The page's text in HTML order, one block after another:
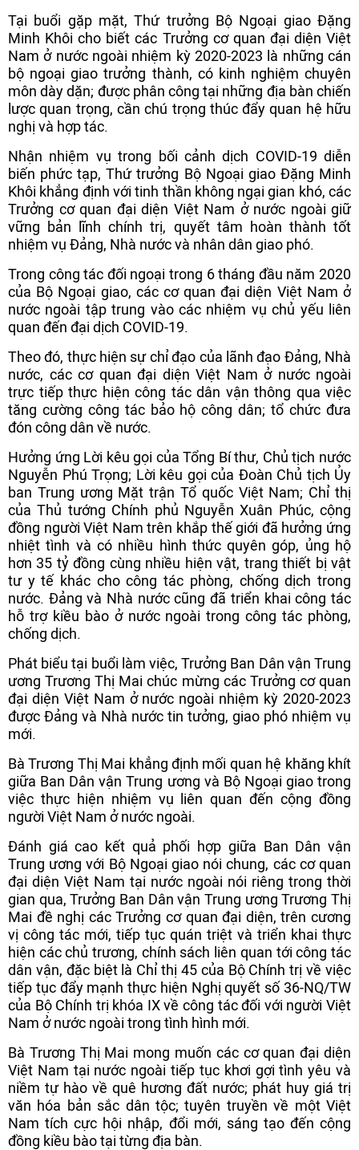
Tại buổi gặp mặt, Thứ trưởng Bộ Ngoại giao Đặng
Minh Khôi cho biết các Trưởng cơ quan đại diện Việt
Nam ở nước ngoài nhiệm kỳ 2020-2023 là những cán
bộ ngoại giao trưởng thành, có kinh nghiệm chuyên
môn dày dặn; được phân công tại những địa bàn chiến
lược quan trọng, cần chú trọng thúc đẩy quan hệ hữu
nghị và hợp tác.
Nhận nhiệm vụ trong bối cảnh dịch COVID-19 diễn
biến phức tạp, Thứ trưởng Bộ Ngoại giao Đặng Minh
Khôi khẳng định với tinh thần không ngại gian khó, các
Trưởng cơ quan đại diện Việt Nam ở nước ngoài giữ
vững bản lĩnh chính trị, quyết tâm hoàn thành tốt
nhiệm vụ Đảng, Nhà nước và nhân dân giao phó.
Trong công tác đối ngoại trong 6 tháng đầu năm 2020
của Bộ Ngoại giao, các cơ quan đại diện Việt Nam ở
nước ngoài tập trung vào các nhiệm vụ chủ yếu liên
quan đến đại dịch COVID-19.
Theo đó, thực hiện sự chỉ đạo của lãnh đạo Đảng, Nhà
nước, các cơ quan đại diện Việt Nam ở nước ngoài
trực tiếp thực hiện công tác dân vận thông qua việc
tăng cường công tác bảo hộ công dân; tổ chức đưa
đón công dân về nước.
Hưởng ứng Lời kêu gọi của Tổng Bí thư, Chủ tịch nước
Nguyễn Phú Trọng; Lời kêu gọi của Đoàn Chủ tịch Ủy
ban Trung ương Mặt trận Tổ quốc Việt Nam; Chỉ thị
của Thủ tướng Chính phủ Nguyễn Xuân Phúc, cộng
đồng người Việt Nam trên khắp thế giới đã hưởng ứng
nhiệt tình và có nhiều hình thức quyên góp, ủng hộ
hơn 35 tỷ đồng cùng nhiều hiện vật, trang thiết bị vật
tư y tế khác cho công tác phòng, chống dịch trong
nước. Đảng và Nhà nước cũng đã triển khai công tác
hỗ trợ kiều bào ở nước ngoài trong công tác phòng,
chống dịch.
Phát biểu tại buổi làm việc, Trưởng Ban Dân vận Trung
ương Trương Thị Mai chúc mừng các Trưởng cơ quan
đại diện Việt Nam ở nước ngoài nhiệm kỳ 2020-2023
được Đảng và Nhà nước tin tưởng, giao phó nhiệm vụ
mới.
Bà Trương Thị Mai khẳng định mối quan hệ khăng khít
giữa Ban Dân vận Trung ương và Bộ Ngoại giao trong
việc thực hiện nhiệm vụ liên quan đến cộng đồng
người Việt Nam ở nước ngoài.
Đánh giá cao kết quả phối hợp giữa Ban Dân vận
Trung ương với Bộ Ngoại giao nói chung, các cơ quan
đại diện Việt Nam tại nước ngoài nói riêng trong thời
gian qua, Trưởng Ban Dân vận Trung ương Trương Thị
Mai đề nghị các Trưởng cơ quan đại diện, trên cương
vị công tác mới, tiếp tục quán triệt và triển khai thực
hiện các chủ trương, chính sách liên quan tới công tác
dân vận, đặc biệt là Chỉ thị 45 của Bộ Chính trị về việc
tiếp tục đẩy mạnh thực hiện Nghị quyết số 36-NQ/TW
của Bộ Chính trị khóa IX về công tác đối với người Việt
Nam ở nước ngoài trong tình hình mới.
Bà Trương Thị Mai mong muốn các cơ quan đại diện
Việt Nam tại nước ngoài tiếp tục khơi gợi tình yêu và
niềm tự hào về quê hương đất nước; phát huy giá trị
văn hóa bản sắc dân tộc; tuyên truyền về một Việt
Nam tích cực hội nhập, đổi mới, sáng tạo đến cộng
đồng kiều bào tại từng địa bàn.